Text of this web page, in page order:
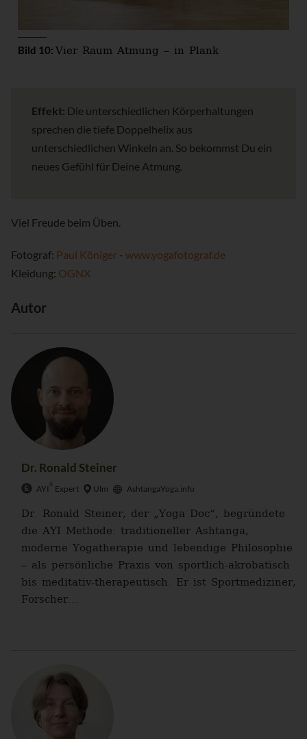
Bild 10: Vier Raum Atmung – in Plank
Effekt: Die unterschiedlichen Körperhaltungen
sprechen die tiefe Doppelhelix aus
unterschiedlichen Winkeln an. So bekommst Du ein
neues Gefühl für Deine Atmung.
Viel Freude beim Üben.
Fotograf: Paul Königer - www.yogafotograf.de
Kleidung: OGNX
Autor
Dr. Ronald Steiner
AYI Expert Ulm AshtangaYoga.info
Dr. Ronald Steiner, der „Yoga Doc“, begründete
die AYI Methode: traditioneller Ashtanga,
moderne Yogatherapie und lebendige Philosophie
– als persönliche Praxis von sportlich-akrobatisch
bis meditativ-therapeutisch. Er ist Sportmediziner,
Forscher...